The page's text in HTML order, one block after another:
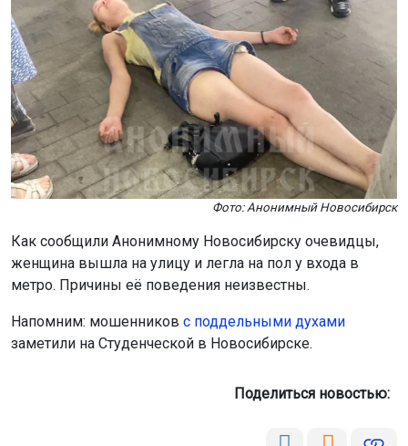
Фото: Анонимный Новосибирск
Как сообщили Анонимному Новосибирску очевидцы,
женщина вышла на улицу и легла на пол у входа в
метро. Причины её поведения неизвестны.
Напомним: мошенников с поддельными духами
заметили на Студенческой в Новосибирске.
Поделиться новостью: